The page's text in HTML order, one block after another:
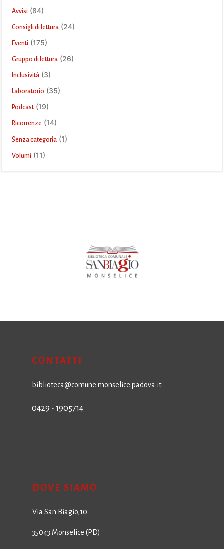
Avvisi (84)
Consigli di lettura (24)
Eventi (175)
Gruppo di lettura (26)
Inclusività (3)
Laboratorio (35)
Podcast (19)
Ricorrenze (14)
Senza categoria (1)
Volumi (11)
CONTATTI
biblioteca@comune.monselice.padova.it
0429 - 1905714
DOVE SIAMO
Via San Biagio,10
35043 Monselice (PD)